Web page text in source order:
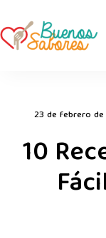
23 de febrero
10